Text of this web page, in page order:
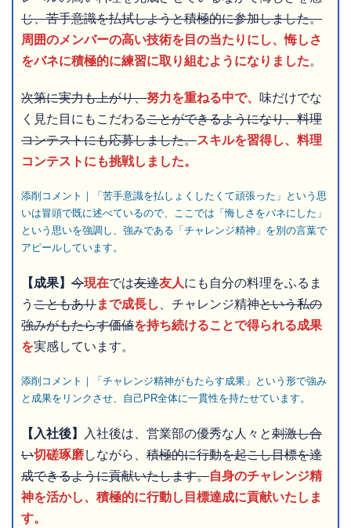
じ、苦手意識を払拭しようと積極的に参加しました。
周囲のメンバーの高い技術を目の当たりにし、悔しさ
をバネに積極的に練習に取り組むようになりました。
次第に実力も上がり、努力を重ねる中で、 味だけでな
く見た目にもこだわることができるようになり、料理
コンテストにも応募しました。スキルを習得し、料理
コンテストにも挑戦しました。
添削コメント｜「苦手意識を払しょくしたくて頑張った」という思
いは冒頭で既に述べているので、ここでは「悔しさをバネにした」
という思いを強調し、強みである「チャレンジ精神」を別の言葉で
アピールしています。
【成果】 今現在では友達友人にも自分の料理をふるま
う こともありまで成長し 、チャレンジ精神という私の
強みがもたらす価値を持ち続けることで得られる成果
を実感しています。
添削コメント｜「チャレンジ精神がもたらす成果」という形で強み
と成果をリンクさせ、自己PR全体に一貫性を持たせています。
【入社後】 入社後は、営業部の優秀な人々と刺激し合
い切磋琢磨しながら、 積極的に行動を起こし目標を達
成できるように貢献いたします。自身のチャレンジ精
神を活かし、積極的に行動し目標達成に貢献いたしま
す。